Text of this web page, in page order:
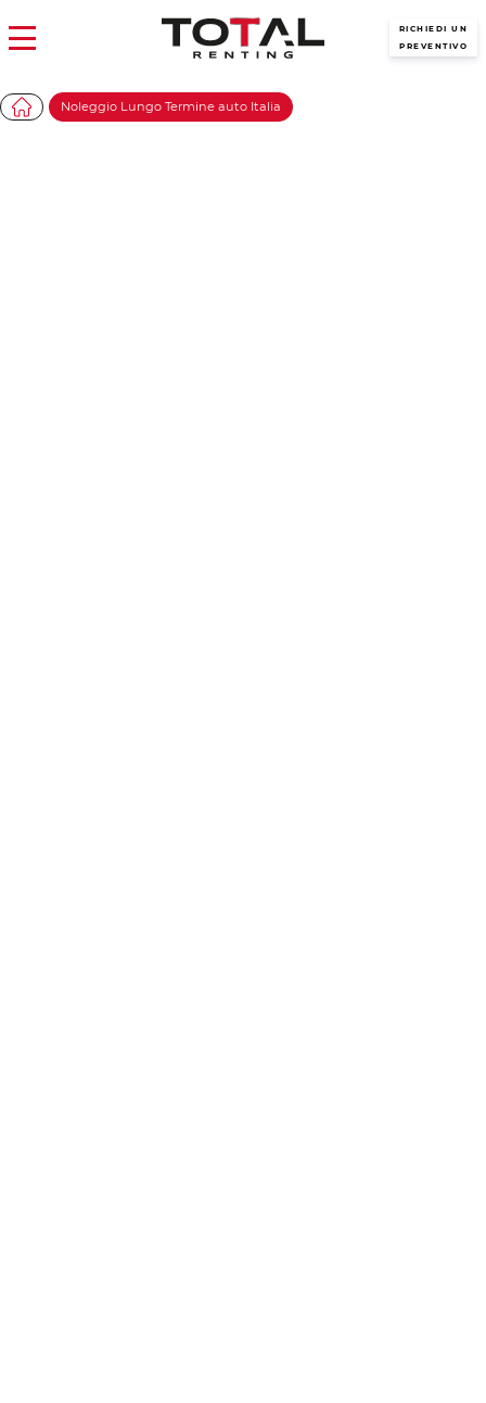
RICHIEDI UN
PREVENTIVO
Noleggio Lungo Termine auto Italia